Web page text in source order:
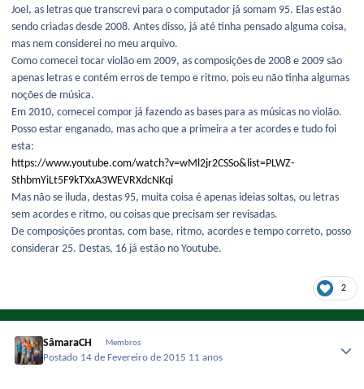
Joel, as letras que transcrevi para o computador já somam 95. Elas estão
sendo criadas desde 2008. Antes disso, já até tinha pensado alguma coisa,
mas nem considerei no meu arquivo.
Como comecei tocar violão em 2009, as composições de 2008 e 2009 são
apenas letras e contém erros de tempo e ritmo, pois eu não tinha algumas
noções de música.
Em 2010, comecei compor já fazendo as bases para as músicas no violão.
Posso estar enganado, mas acho que a primeira a ter acordes e tudo foi
esta:
https://www.youtube.com/watch?v=wMl2jr2CSSo&list=PLWZ-
SthbmYiLt5F9kTXxA3WEVRXdcNKqi
Mas não se iluda, destas 95, muita coisa é apenas ideias soltas, ou letras
sem acordes e ritmo, ou coisas que precisam ser revisadas.
De composições prontas, com base, ritmo, acordes e tempo correto, posso
considerar 25. Destas, 16 já estão no Youtube.
2
SâmaraCH Membros
Postado 14 de Fevereiro de 2015 11 anos